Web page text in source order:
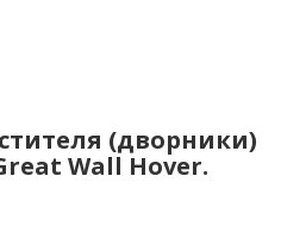
(дворники)
Wall Hover.